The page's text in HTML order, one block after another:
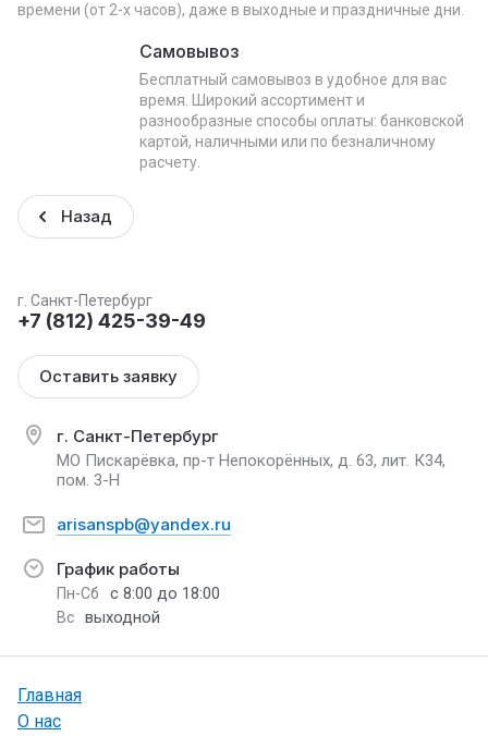
времени (от 2-х часов), даже в выходные и праздничные дни.
Самовывоз
Бесплатный самовывоз в удобное для вас
время. Широкий ассортимент и
разнообразные способы оплаты: банковской
картой, наличными или по безналичному
расчету.
Назад
г. Санкт-Петербург
+7 (812) 425-39-49
Оставить заявку
г. Санкт-Петербург
МО Пискарёвка, пр-т Непокорённых, д. 63, лит. К34,
пом. 3-Н
arisanspb@yandex.ru
График работы
Пн-Сб с 8:00 до 18:00
Вс выходной
Главная
О нас